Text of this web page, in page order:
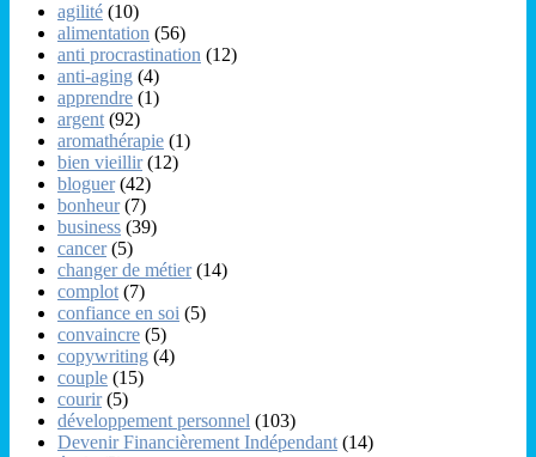
agilité (10)
alimentation (56)
anti procrastination (12)
anti-aging (4)
apprendre (1)
argent (92)
aromathérapie (1)
bien vieillir(12)
bloguer(42)
bonheur(7)
business (39)
cancer(5)
changer de métier(14)
complot (7)
confiance en soi (5)
convaincre (5)
copywriting (4)
couple (15)
courir(5)
développement personnel (103)
Devenir Financièrement Indépendant (14)